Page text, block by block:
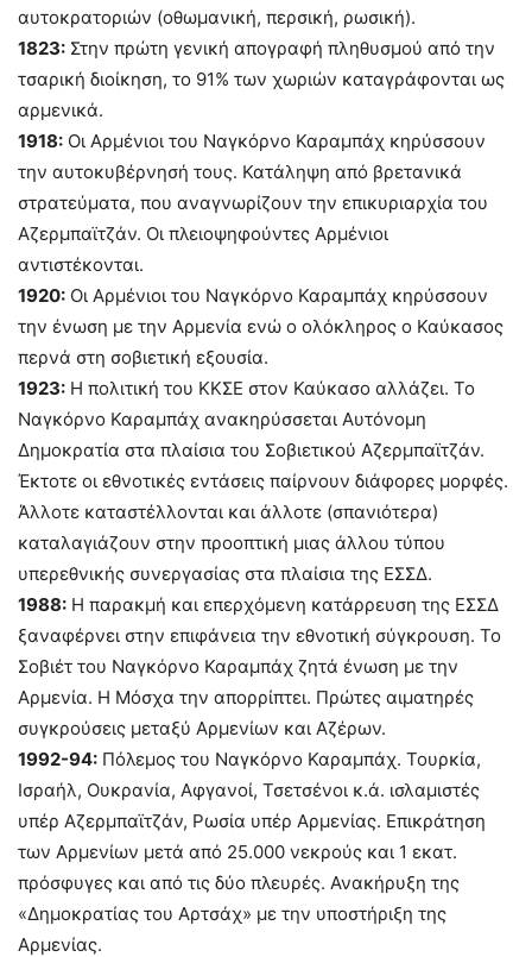
αυτοκρατοριών (οθωμανική, περσική, ρωσική).
1823: Στην πρώτη γενική απογραφή πληθυσμού από την
τσαρική διοίκηση, το 91% των χωριών καταγράφονται ως
αρμενικά.
1918: Οι Αρμένιοι του Ναγκόρνο Καραμπάχ κηρύσσουν
την αυτοκυβέρνησή τους. Κατάληψη από βρετανικά
στρατεύματα, που αναγνωρίζουν την επικυριαρχία του
Αζερμπαϊτζάν. Οι πλειοψηφούντες Αρμένιοι
αντιστέκονται.
1920: Οι Αρμένιοι του Ναγκόρνο Καραμπάχ κηρύσσουν
την ένωση με την Αρμενία ενώ ο ολόκληρος ο Καύκασος
περνά στη σοβιετική εξουσία.
1923: Η πολιτική του ΚΚΣΕ στον Καύκασο αλλάζει. Το
Ναγκόρνο Καραμπάχ ανακηρύσσεται Αυτόνομη
Δημοκρατία στα πλαίσια του Σοβιετικού Αζερμπαϊτζάν.
Έκτοτε οι εθνοτικές εντάσεις παίρνουν διάφορες μορφές.
Άλλοτε καταστέλλονται και άλλοτε (σπανιότερα)
καταλαγιάζουν στην προοπτική μιας άλλου τύπου
υπερεθνικής συνεργασίας στα πλαίσια της ΕΣΣΔ.
1988: Η παρακμή και επερχόμενη κατάρρευση της ΕΣΣΔ
ξαναφέρνει στην επιφάνεια την εθνοτική σύγκρουση. Το
Σοβιέτ του Ναγκόρνο Καραμπάχ ζητά ένωση με την
Αρμενία. Η Μόσχα την απορρίπτει. Πρώτες αιματηρές
συγκρούσεις μεταξύ Αρμενίων και Αζέρων.
1992-94: Πόλεμος του Ναγκόρνο Καραμπάχ. Τουρκία,
Ισραήλ, Ουκρανία, Αφγανοί, Τσετσένοι κ.ά. ισλαμιστές
υπέρ Αζερμπαϊτζάν, Ρωσία υπέρ Αρμενίας. Επικράτηση
των Αρμενίων μετά από 25.000 νεκρούς και 1 εκατ.
πρόσφυγες και από τις δύο πλευρές. Ανακήρυξη της
«Δημοκρατίας του Αρτσάχ» με την υποστήριξη της
Αρμενίας.